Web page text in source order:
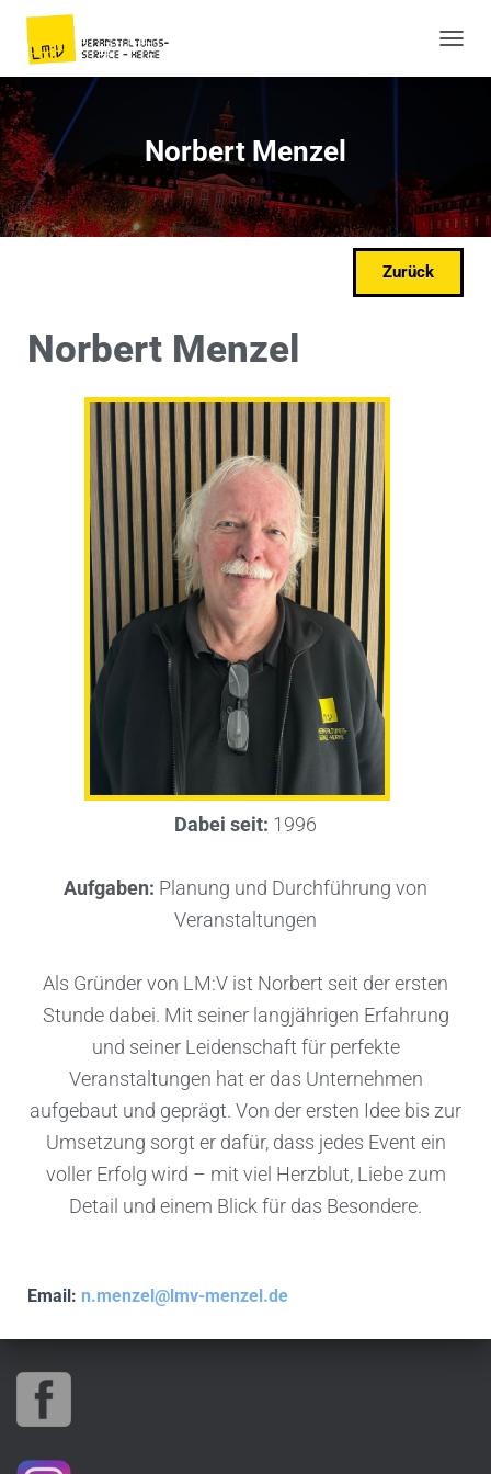
Norbert Menzel
Zurück
Norbert Menzel
Dabei seit: 1996
Aufgaben: Planung und Durchführung von
Veranstaltungen
Als Gründer von LM:V ist Norbert seit der ersten
Stunde dabei. Mit seiner langjährigen Erfahrung
und seiner Leidenschaft für perfekte
Veranstaltungen hat er das Unternehmen
aufgebaut und geprägt. Von der ersten Idee bis zur
Umsetzung sorgt er dafür, dass jedes Event ein
voller Erfolg wird – mit viel Herzblut, Liebe zum
Detail und einem Blick für das Besondere.
Email: n.menzel@lmv-menzel.de